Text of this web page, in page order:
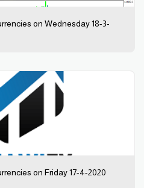
on Wednesday 18-3-
on Friday 17-4-2020